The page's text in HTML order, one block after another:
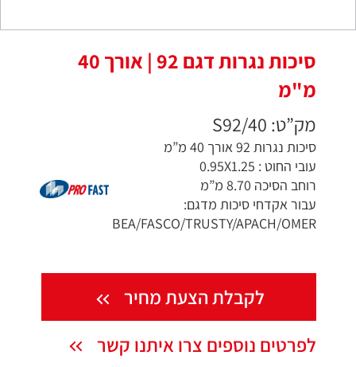
סיכות נגרות דגם 92 | אורך 40
מ"מ
מק”ט: S92/40
סיכות נגרות 92 אורך 40 מ”מ
עובי החוט : 0.95X1.25
רוחב הסיכה 8.70 מ”מ
עבור אקדחי סיכות מדגם:
BEA/FASCO/TRUSTY/APACH/OMER
לקבלת הצעת מחיר
לפרטים נוספים צרו איתנו קשר